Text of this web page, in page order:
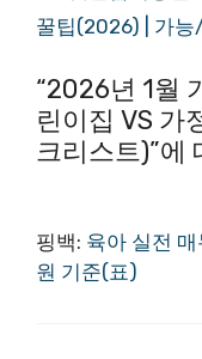
꿀팁(2026) | 가능
“2026년 1월
린이집 VS 가
크리스트)”에
핑백: 육아 실전
원 기준(표)